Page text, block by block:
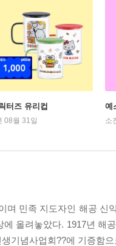
터즈 유리컵
08월 31일
예
소
며 민족 지도자인 해공 신
에 올려놓았다. 1917년 해
기념사업회??에 기증함